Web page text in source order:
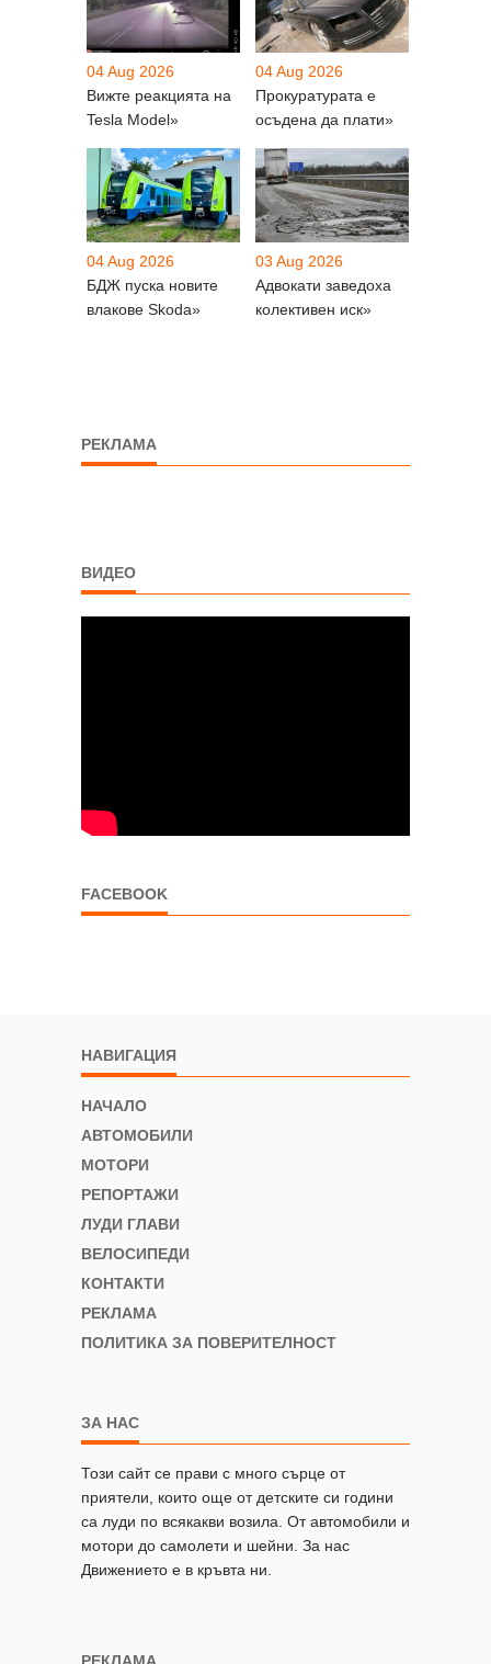
04 Aug 2026
Вижте реакцията на
Tesla Model»
04 Aug 2026
Прокуратурата е
осъдена да плати»
04 Aug 2026
БДЖ пуска новите
влакове Skoda»
03 Aug 2026
Адвокати заведоха
колективен иск»
РЕКЛАМА
ВИДЕО
FACEBOOK
НАВИГАЦИЯ
НАЧАЛО
АВТОМОБИЛИ
МОТОРИ
РЕПОРТАЖИ
ЛУДИ ГЛАВИ
ВЕЛОСИПЕДИ
КОНТАКТИ
РЕКЛАМА
ПОЛИТИКА ЗА ПОВЕРИТЕЛНОСТ
ЗА НАС
Този сайт се прави с много сърце от
приятели, които още от детските си години
са луди по всякакви возила. От автомобили и
мотори до самолети и шейни. За нас
Движението е в кръвта ни.